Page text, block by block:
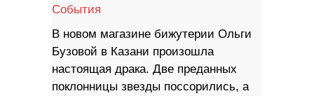
События
В новом магазине бижутерии Ольги
Бузовой в Казани произошла
настоящая драка. Две преданных
поклонницы звезды поссорились, а